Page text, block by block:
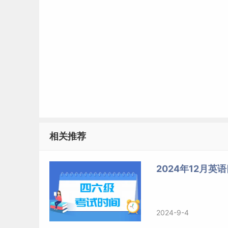
相关推荐
2024年12月英语
2024-9-4